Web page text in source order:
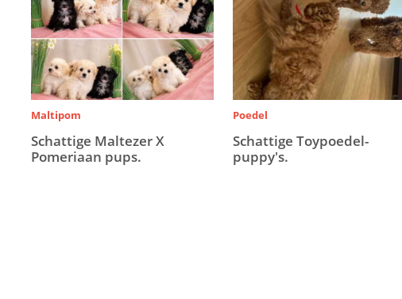
Maltipom
Schattige Maltezer X
Pomeriaan pups.
Poedel
Schattige Toypoedel-
puppy's.